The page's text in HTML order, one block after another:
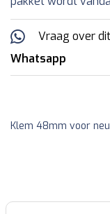
Vraag over
Whatsapp
Klem 48mm voor